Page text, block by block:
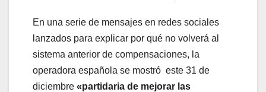
En una serie de mensajes en redes sociales
lanzados para explicar por qué no volverá al
sistema anterior de compensaciones, la
operadora española se mostró este 31 de
diciembre «partidaria de mejorar las